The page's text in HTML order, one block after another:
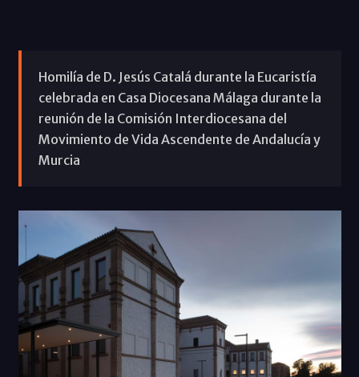
Homilía de D. Jesús Catalá durante la Eucaristía
celebrada en Casa Diocesana Málaga durante la
reunión de la Comisión Interdiocesana del
Movimiento de Vida Ascendente de Andalucía y
Murcia